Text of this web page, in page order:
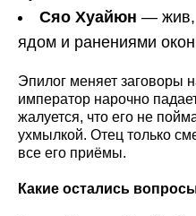
Сяо Хуайюн — жив,
ядом и ранениями
Эпилог меняет заговоры
император нарочно
жалуется, что его не
ухмылкой. Отец только
все его приёмы.
Какие остались